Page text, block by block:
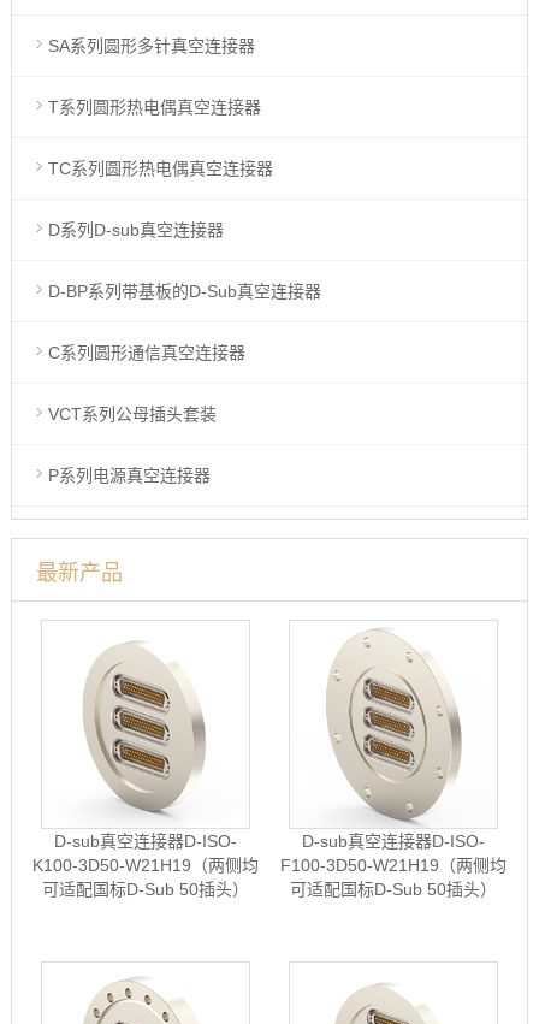
SA系列圆形多针真空连接器
T系列圆形热电偶真空连接器
TC系列圆形热电偶真空连接器
D系列D-sub真空连接器
D-BP系列带基板的D-Sub真空连接器
C系列圆形通信真空连接器
VCT系列公母插头套装
P系列电源真空连接器
最新产品
D-sub真空连接器D-ISO-
K100-3D50-W21H19（两侧均
可适配国标D-Sub 50插头）
D-sub真空连接器D-ISO-
F100-3D50-W21H19（两侧均
可适配国标D-Sub 50插头）